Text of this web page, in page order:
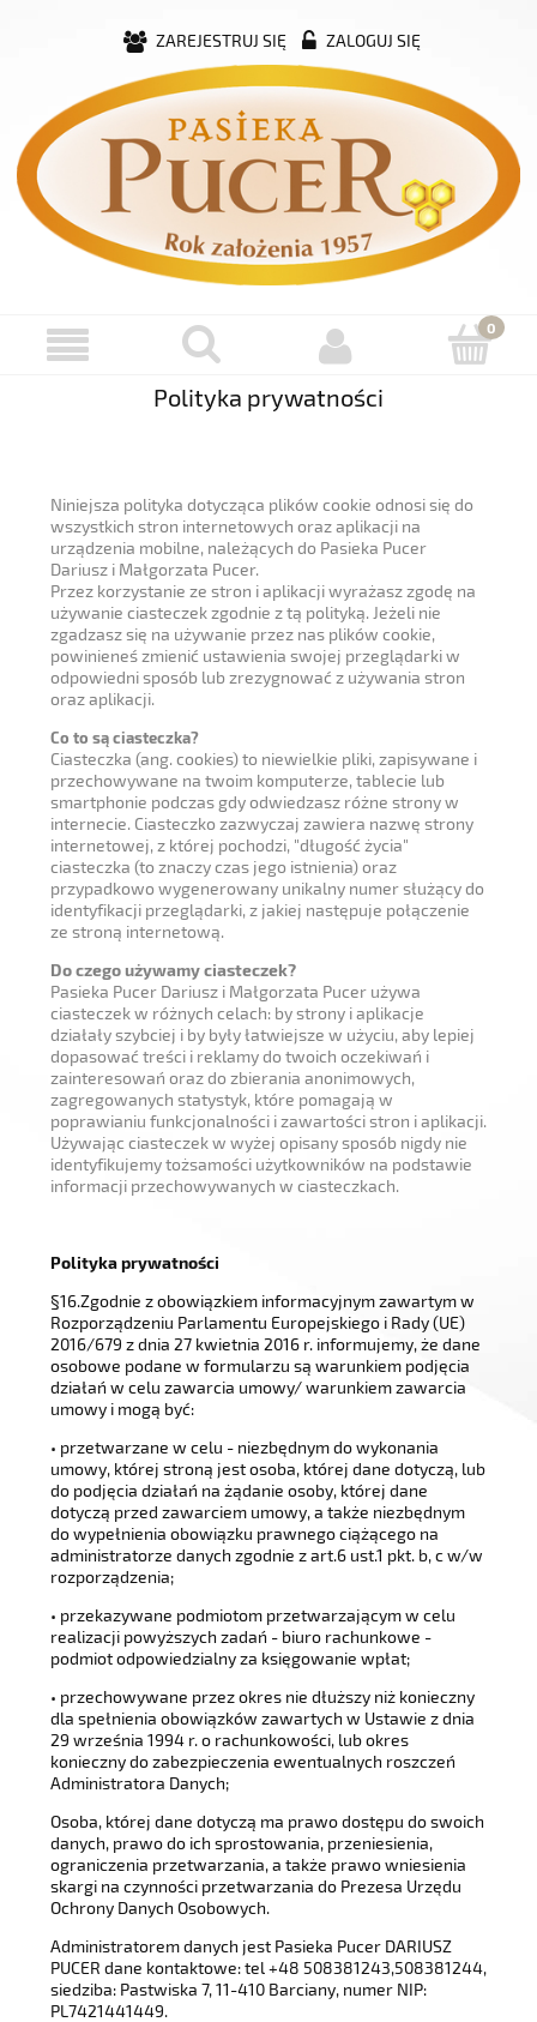
ZAREJESTRUJ SIĘ ZALOGUJ SIĘ
Polityka prywatności
Niniejsza polityka dotycząca plików cookie odnosi się do
wszystkich stron internetowych oraz aplikacji na
urządzenia mobilne, należących do Pasieka Pucer
Dariusz i Małgorzata Pucer.
Przez korzystanie ze stron i aplikacji wyrażasz zgodę na
używanie ciasteczek zgodnie z tą polityką. Jeżeli nie
zgadzasz się na używanie przez nas plików cookie,
powinieneś zmienić ustawienia swojej przeglądarki w
odpowiedni sposób lub zrezygnować z używania stron
oraz aplikacji.
Co to są ciasteczka?
Ciasteczka (ang. cookies) to niewielkie pliki, zapisywane i
przechowywane na twoim komputerze, tablecie lub
smartphonie podczas gdy odwiedzasz różne strony w
internecie. Ciasteczko zazwyczaj zawiera nazwę strony
internetowej, z której pochodzi, "długość życia"
ciasteczka (to znaczy czas jego istnienia) oraz
przypadkowo wygenerowany unikalny numer służący do
identyfikacji przeglądarki, z jakiej następuje połączenie
ze stroną internetową.
Do czego używamy ciasteczek?
Pasieka Pucer Dariusz i Małgorzata Pucer używa
ciasteczek w różnych celach: by strony i aplikacje
działały szybciej i by były łatwiejsze w użyciu, aby lepiej
dopasować treści i reklamy do twoich oczekiwań i
zainteresowań oraz do zbierania anonimowych,
zagregowanych statystyk, które pomagają w
poprawianiu funkcjonalności i zawartości stron i aplikacji.
Używając ciasteczek w wyżej opisany sposób nigdy nie
identyfikujemy tożsamości użytkowników na podstawie
informacji przechowywanych w ciasteczkach.
Polityka prywatności
§16.Zgodnie z obowiązkiem informacyjnym zawartym w
Rozporządzeniu Parlamentu Europejskiego i Rady (UE)
2016/679 z dnia 27 kwietnia 2016 r. informujemy, że dane
osobowe podane w formularzu są warunkiem podjęcia
działań w celu zawarcia umowy/ warunkiem zawarcia
umowy i mogą być:
• przetwarzane w celu - niezbędnym do wykonania
umowy, której stroną jest osoba, której dane dotyczą, lub
do podjęcia działań na żądanie osoby, której dane
dotyczą przed zawarciem umowy, a także niezbędnym
do wypełnienia obowiązku prawnego ciążącego na
administratorze danych zgodnie z art.6 ust.1 pkt. b, c w/w
rozporządzenia;
• przekazywane podmiotom przetwarzającym w celu
realizacji powyższych zadań - biuro rachunkowe -
podmiot odpowiedzialny za księgowanie wpłat;
• przechowywane przez okres nie dłuższy niż konieczny
dla spełnienia obowiązków zawartych w Ustawie z dnia
29 września 1994 r. o rachunkowości, lub okres
konieczny do zabezpieczenia ewentualnych roszczeń
Administratora Danych;
Osoba, której dane dotyczą ma prawo dostępu do swoich
danych, prawo do ich sprostowania, przeniesienia,
ograniczenia przetwarzania, a także prawo wniesienia
skargi na czynności przetwarzania do Prezesa Urzędu
Ochrony Danych Osobowych.
Administratorem danych jest Pasieka Pucer DARIUSZ
PUCER dane kontaktowe: tel +48 508381243,508381244,
siedziba: Pastwiska 7, 11-410 Barciany, numer NIP:
PL7421441449.